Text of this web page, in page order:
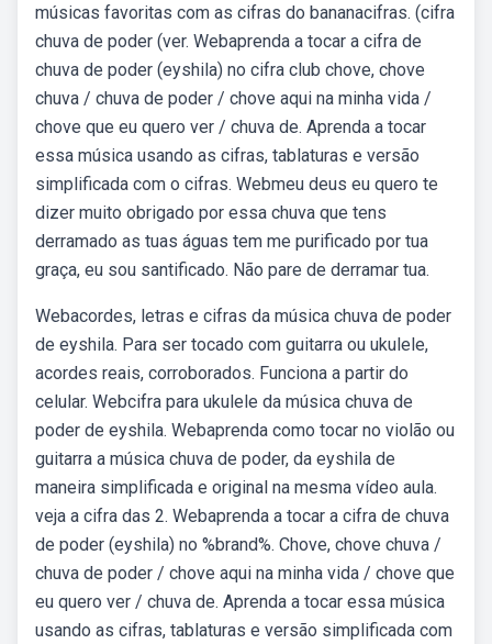
músicas favoritas com as cifras do bananacifras. (cifra
chuva de poder (ver. Webaprenda a tocar a cifra de
chuva de poder (eyshila) no cifra club chove, chove
chuva / chuva de poder / chove aqui na minha vida /
chove que eu quero ver / chuva de. Aprenda a tocar
essa música usando as cifras, tablaturas e versão
simplificada com o cifras. Webmeu deus eu quero te
dizer muito obrigado por essa chuva que tens
derramado as tuas águas tem me purificado por tua
graça, eu sou santificado. Não pare de derramar tua.
Webacordes, letras e cifras da música chuva de poder
de eyshila. Para ser tocado com guitarra ou ukulele,
acordes reais, corroborados. Funciona a partir do
celular. Webcifra para ukulele da música chuva de
poder de eyshila. Webaprenda como tocar no violão ou
guitarra a música chuva de poder, da eyshila de
maneira simplificada e original na mesma vídeo aula.
veja a cifra das 2. Webaprenda a tocar a cifra de chuva
de poder (eyshila) no %brand%. Chove, chove chuva /
chuva de poder / chove aqui na minha vida / chove que
eu quero ver / chuva de. Aprenda a tocar essa música
usando as cifras, tablaturas e versão simplificada com